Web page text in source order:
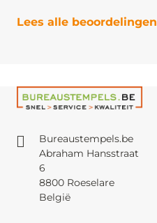
Lees alle beoordelingen
Bureaustempels.be
Abraham Hansstraat
6
8800 Roeselare
België